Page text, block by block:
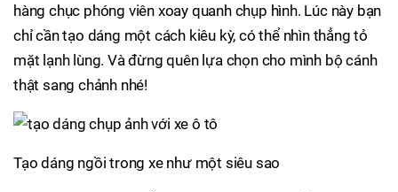
hàng chục phóng viên xoay quanh chụp hình. Lúc này bạn
chỉ cần tạo dáng một cách kiêu kỳ, có thể nhìn thẳng tỏ
mặt lạnh lùng. Và đừng quên lựa chọn cho mình bộ cánh
thật sang chảnh nhé!
Tạo dáng ngồi trong xe như một siêu sao